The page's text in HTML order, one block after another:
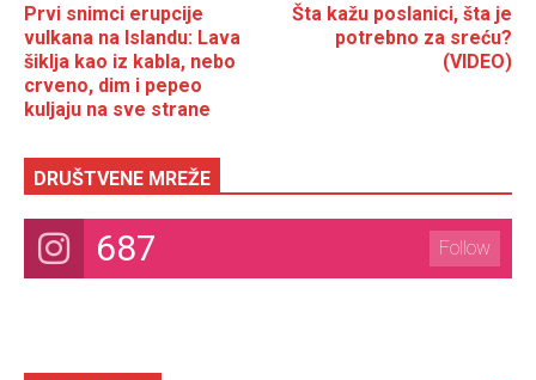
Prvi snimci erupcije
vulkana na Islandu: Lava
šiklja kao iz kabla, nebo
crveno, dim i pepeo
kuljaju na sve strane
Šta kažu poslanici, šta je
potrebno za sreću?
(VIDEO)
DRUŠTVENE MREŽE
687 Follow